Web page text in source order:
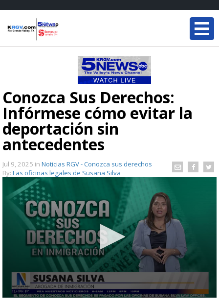
Conozca Sus Derechos:
Infórmese cómo evitar la
deportación sin
antecedentes
Jul 9, 2025 in Noticias RGV - Conozca sus derechos
By: Las oficinas legales de Susana Silva